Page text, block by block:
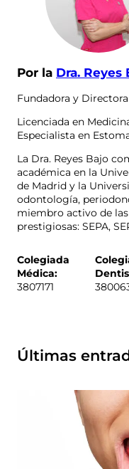
Por la Dra. Reyes
Fundadora y
Licenciada en
Especialista en
La Dra. Reyes Bajo
académica en la
de Madrid y la
odontología,
miembro activo de
prestigiosas: SEPA,
Colegiada
Médica:
3807171
Últimas